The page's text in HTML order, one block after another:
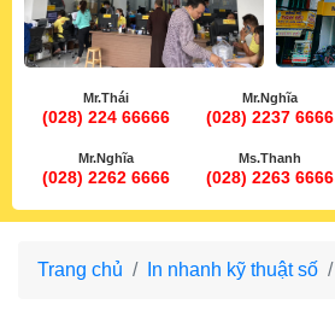
Mr.Thái
(028) 224 66666
Mr.Nghĩa
(028) 2237 6666
Mr.Nghĩa
(028) 2262 6666
Ms.Thanh
(028) 2263 6666
Trang chủ In nhanh kỹ thuật số